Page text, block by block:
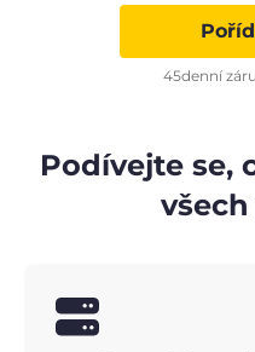
45denní
Podívejte se,